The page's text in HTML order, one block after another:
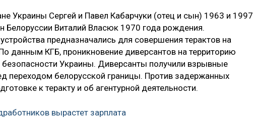
Украины Сергей и Павел Кабарчуки (отец и сын) 1963 и 1997
Белоруссии Виталий Власюк 1970 года рождения.
предназначались для совершения терактов на
данным КГБ, проникновение диверсантов на территорию
Украины. Диверсанты получили взрывные
переходом белорусской границы. Против задержанных
к теракту и об агентурной деятельности.
вырастет зарплата